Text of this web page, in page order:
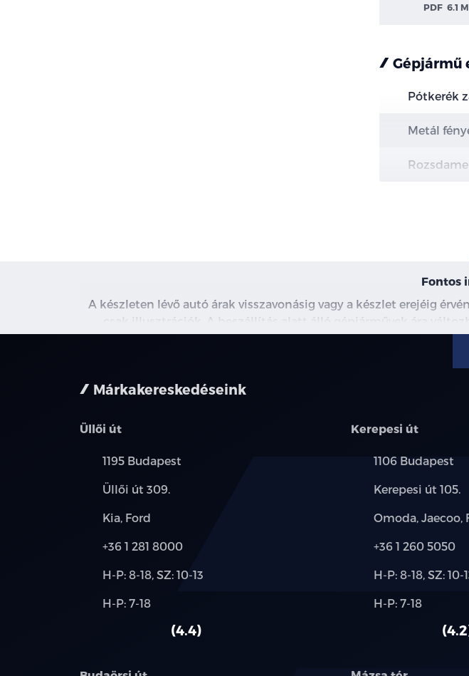
PDF 6.1
Gépjármű
Pótkerék
Metál
Vezetést
100 fokos
Ütközés
Követési
Fontos
A készleten lévő autó árak visszavonásig vagy a készlet erejéig
csak illusztrációk. A beszállítás alatt álló gépjárművek ára
kapcsolatot. A használt autó beszámítás részleteiről, kérjük,
Márkakereskedéseink
Üllői út
Település:
1195 Budapest
Cím:
Üllői út 309.
Márkák:
Kia, Ford
Telefon:
+36 1 281 8000
Új-
használt
H-P: 8-18, SZ: 10-13
Alkatrész,
H-P: 7-18
4.4
Kerepesi út
Település:
1106 Budapest
Cím:
Kerepesi út 105.
Márkák:
Omoda, Jaecoo,
Telefon:
+36 1 260 5050
Új-
használt
H-P: 8-18, SZ: 10-
Alkatrész,
H-P: 7-18
4.2